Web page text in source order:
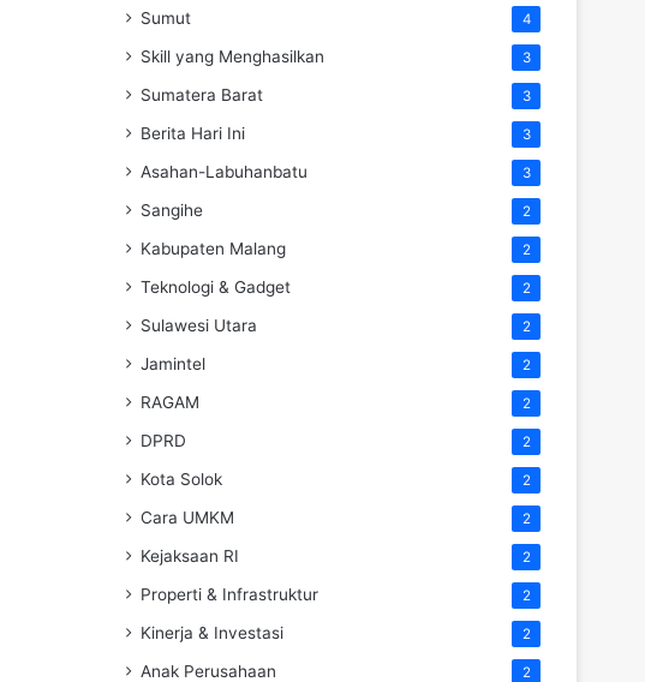
Sumut 4
Skill yang Menghasilkan 3
Sumatera Barat 3
Berita Hari Ini 3
Asahan-Labuhanbatu 3
Sangihe 2
Kabupaten Malang 2
Teknologi & Gadget 2
Sulawesi Utara 2
Jamintel 2
RAGAM 2
DPRD 2
Kota Solok 2
Cara UMKM 2
Kejaksaan RI 2
Properti & Infrastruktur 2
Kinerja & Investasi 2
Anak Perusahaan 2